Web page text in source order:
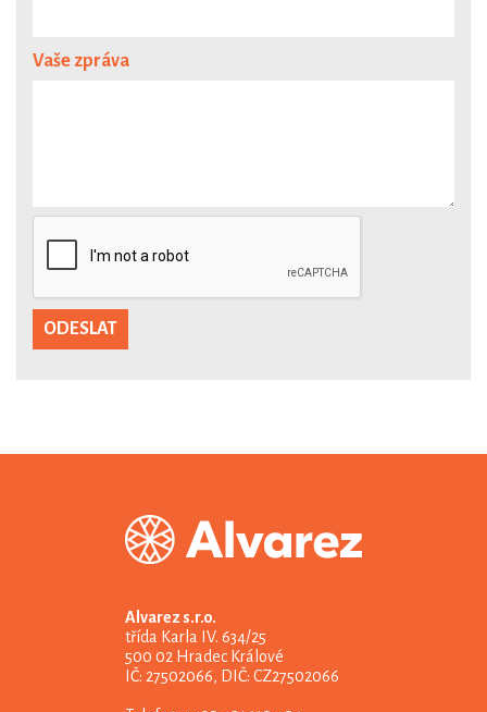
Vaše zpráva
Alvarez s.r.o.
třída Karla IV. 634/25
500 02 Hradec Králové
IČ: 27502066, DIČ: CZ27502066